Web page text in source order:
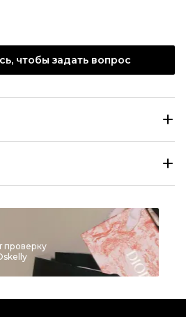
чтобы задать вопрос
Сумки с короткими ручками
CHANEL
Coco Handle
проверку